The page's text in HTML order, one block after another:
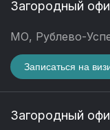
Загородный
МО, Рублево-
Записаться на
Загородный